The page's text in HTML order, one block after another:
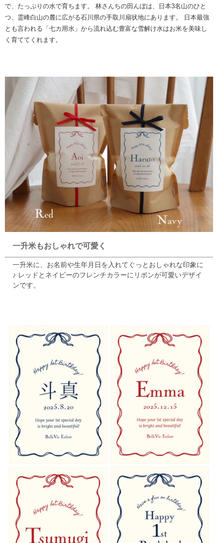
で、たっぷりの水で育ちます。
林さんちの田んぼは、日本3名山のひと
つ、霊峰白山の麓に広がる石川県の手取川扇状地にあります。
日本最強
とも言われる「七カ用水」から流れ込む豊富な雪解け水はお米を美味し
く育ててくれます。
一升米もおしゃれで可愛く
一升米に、お名前や生年月日を入れてぐっとおしゃれな印象に
♪ レッドとネイビーのフレンチカラーにリボンが可愛いデザイ
ンです。